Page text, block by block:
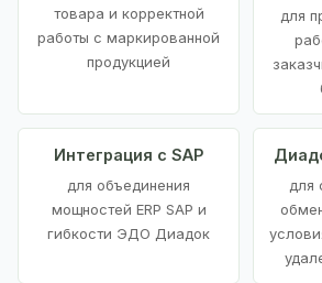
товара и корректной
работы с маркированной
продукцией
для
Интеграция с SAP
для объединения
мощностей ERP SAP и
гибкости ЭДО Диадок
для